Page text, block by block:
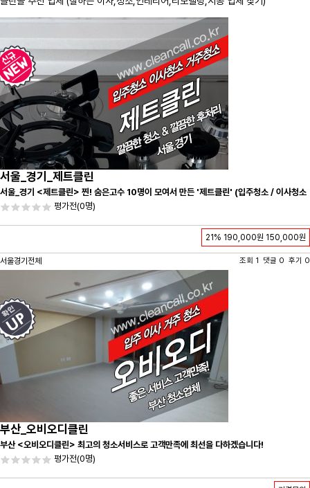
서울_경기_제트클린
서울_경기 <제트클린> 찐! 숨은고수 10명이 모여서 만든 '제트클린' (입주청소 / 이사청소
/ 줄눈시공) 항상 꼼꼼하게 친절하게 응대하겠습니다^-^
평가전(0명)
21% 190,000원 150,000원
서울경기전체 조회 1 댓글 0 후기 0
부산_오비오디클린
부산 <오비오디클린> 최고의 청소서비스로 고객만족에 최선을 다하겠습니다!
평가전(0명)